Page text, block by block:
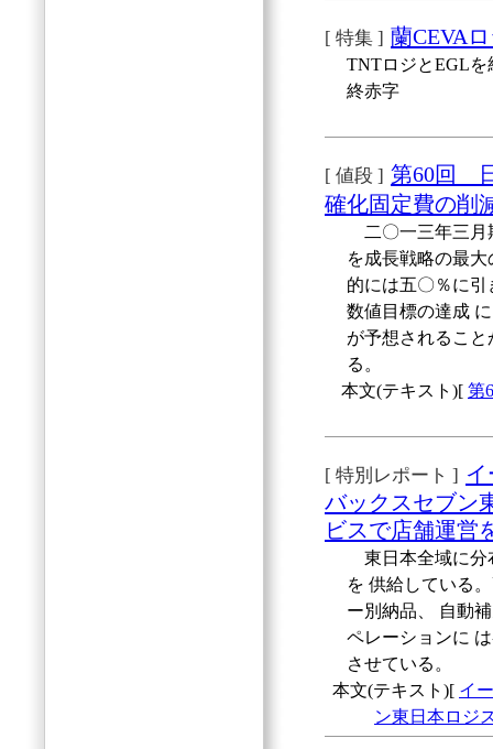
[ 特集 ] 蘭CEVA
TNTロジとEGLを
終赤字
[ 値段 ] 第60回
確化固定費の削
二〇一三年三月
を成長戦略の最
的には五〇％に
数値目標の達成
が予想されるこ
る。
本文(テキスト)[ 第
[ 特別レポート ]
バックスセブン
ビスで店舗運営
東日本全域に分
を 供給している
ー別納品、 自動
ペレーションに
させている。
本文(テキスト)[ イ
ン東日本ロジ